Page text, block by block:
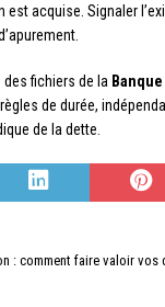
acquise. Signaler
fichiers de la
de durée,
de la dette.
: comment faire valoir vos